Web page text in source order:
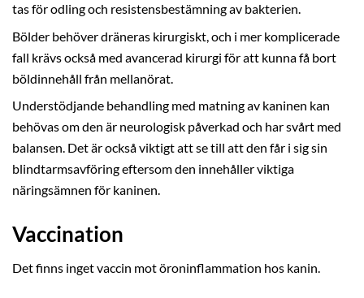
tas för odling och resistensbestämning av bakterien.
Bölder behöver dräneras kirurgiskt, och i mer komplicerade
fall krävs också med avancerad kirurgi för att kunna få bort
böldinnehåll från mellanörat.
Understödjande behandling med matning av kaninen kan
behövas om den är neurologisk påverkad och har svårt med
balansen. Det är också viktigt att se till att den får i sig sin
blindtarmsavföring eftersom den innehåller viktiga
näringsämnen för kaninen.
Vaccination
Det finns inget vaccin mot öroninflammation hos kanin.